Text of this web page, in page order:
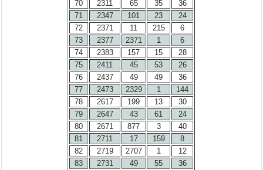
70
2311 65 35
36
71
2347 101 23
24
72
2371 11 215
6
73
2377 2371 1
6
74
2383 157 15
28
75
2411 45 53
26
76
2437 49 49
36
77
2473 2329 1
144
78
2617 199 13
30
79
2647 43 61
24
80
2671 877 3
40
81
2711 17 159
8
82
2719 2707 1
12
83
2731 49 55
36